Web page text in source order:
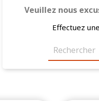
Veuillez nous
Effectuez